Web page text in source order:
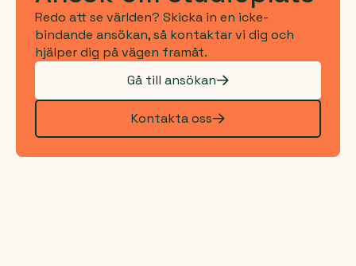
Redo att se världen? Skicka in en icke-
bindande ansökan, så kontaktar vi dig och
hjälper dig på vägen framåt.
Gå till ansökan
Kontakta oss